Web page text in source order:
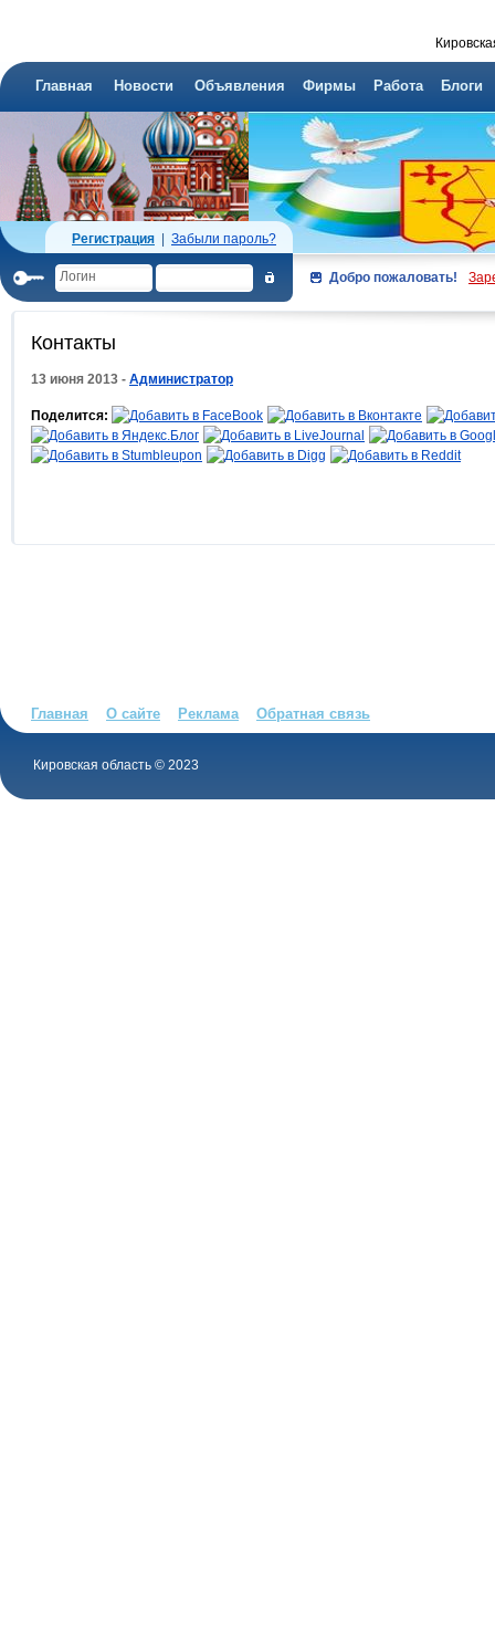
Главная Новости Объявления Фирмы Работа Блоги
Регистрация Забыли пароль?
Добро пожаловать!
Контакты
13 июня 2013 - Администратор
Поделится:
Главная О сайте Реклама Обратная связь
Кировская область © 2023